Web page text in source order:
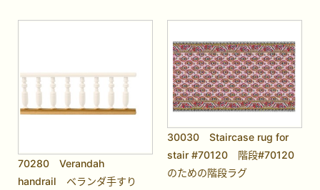
70280 Verandah
handrail ベランダ手すり
30030 Staircase rug for
stair #70120 階段#70120
のための階段ラグ